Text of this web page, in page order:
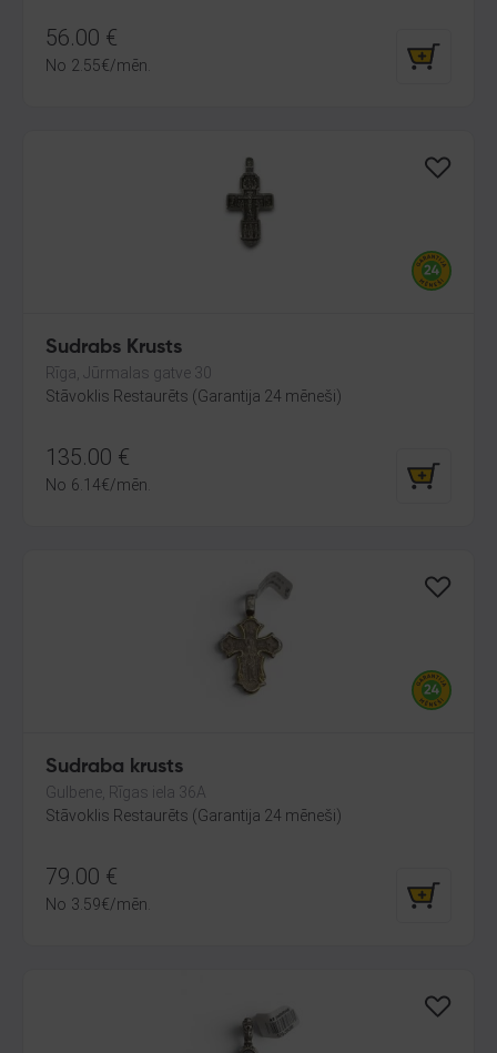
56.00 €
No 2.55€/mēn.
Sudrabs Krusts
Rīga, Jūrmalas gatve 30
Stāvoklis Restaurēts (Garantija 24 mēneši)
135.00 €
No 6.14€/mēn.
Sudraba krusts
Gulbene, Rīgas iela 36A
Stāvoklis Restaurēts (Garantija 24 mēneši)
79.00 €
No 3.59€/mēn.